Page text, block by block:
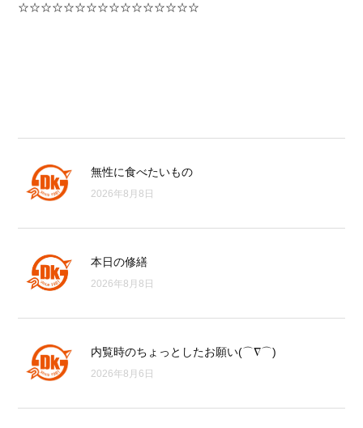
☆☆☆☆☆☆☆☆☆☆☆☆☆☆☆☆
無性に食べたいもの
2026年8月8日
本日の修繕
2026年8月8日
内覧時のちょっとしたお願い(⌒∇⌒)
2026年8月6日